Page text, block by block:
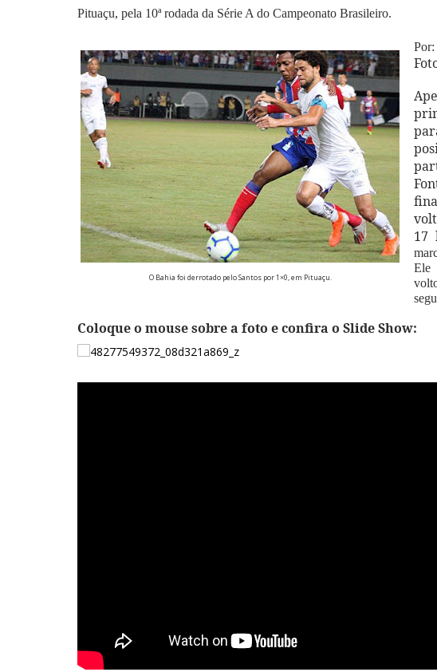
Pituaçu, pela 10ª rodada da Série A do Campeonato Brasileiro.
O Bahia foi derrotado pelo Santos por 1×0, em Pituaçu.
17
Ele
Coloque o mouse sobre a foto e confira o Slide Show: